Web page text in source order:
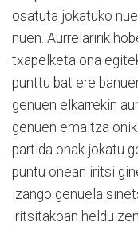
osatuta jokatuko
nuen. Aurrelaririk
txapelketa ona
punttu bat ere
genuen elkarrekin
genuen emaitza
partida onak jokatu
puntu onean iritsi
izango genuela
iritsitakoan heldu